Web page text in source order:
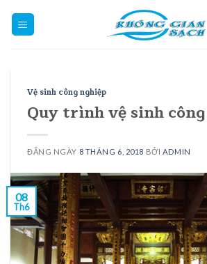
Vệ sinh công nghiệp
Quy trình vệ sinh
ĐĂNG NGÀY 8 THÁNG 6, 2018 BỞI ADMIN
08
Th6